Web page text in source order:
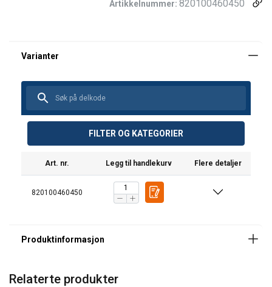
Artikkelnummer: 820100460450
FILTER OG KATEGORIER
Art. nr. Legg til handlekurv Flere detaljer
820100460450
Merking:
Relaterte produkter